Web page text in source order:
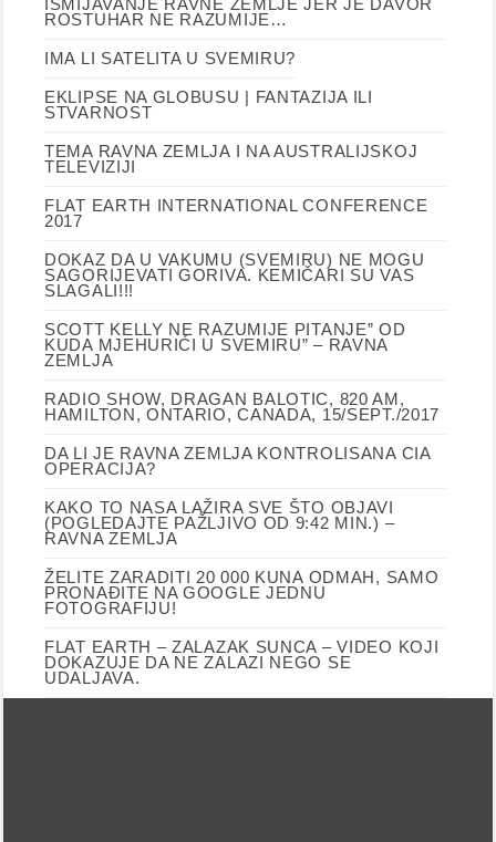
ISMIJAVANJE RAVNE ZEMLJE JER JE DAVOR
ROSTUHAR NE RAZUMIJE…
IMA LI SATELITA U SVEMIRU?
EKLIPSE NA GLOBUSU | FANTAZIJA ILI
STVARNOST
TEMA RAVNA ZEMLJA I NA AUSTRALIJSKOJ
TELEVIZIJI
FLAT EARTH INTERNATIONAL CONFERENCE
2017
DOKAZ DA U VAKUMU (SVEMIRU) NE MOGU
SAGORIJEVATI GORIVA. KEMIČARI SU VAS
SLAGALI!!!
SCOTT KELLY NE RAZUMIJE PITANJE” OD
KUDA MJEHURIĆI U SVEMIRU” – RAVNA
ZEMLJA
RADIO SHOW, DRAGAN BALOTIC, 820 AM,
HAMILTON, ONTARIO, CANADA, 15/SEPT./2017
DA LI JE RAVNA ZEMLJA KONTROLISANA CIA
OPERACIJA?
KAKO TO NASA LAŽIRA SVE ŠTO OBJAVI
(POGLEDAJTE PAŽLJIVO OD 9:42 MIN.) –
RAVNA ZEMLJA
ŽELITE ZARADITI 20 000 KUNA ODMAH, SAMO
PRONAĐITE NA GOOGLE JEDNU
FOTOGRAFIJU!
FLAT EARTH – ZALAZAK SUNCA – VIDEO KOJI
DOKAZUJE DA NE ZALAZI NEGO SE
UDALJAVA.